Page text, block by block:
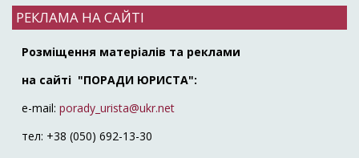
РЕКЛАМА НА САЙТІ
Розміщення матеріалів та реклами
на сайті "ПОРАДИ ЮРИСТА":
e-mail: porady_urista@ukr.net
тел: +38 (050) 692-13-30